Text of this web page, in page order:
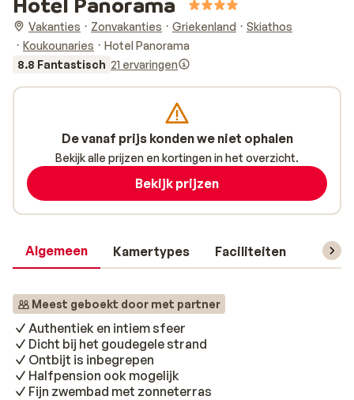
Vakanties Zonvakanties Griekenland
Skiathos
Koukounaries
Hotel Panorama
8.8 Fantastisch 21 ervaringen
Algemeen Kamertypes Faciliteiten
Meest geboekt door met partner
Authentiek en intiem sfeer
Dicht bij het goudegele strand
Ontbijt is inbegrepen
Halfpension ook mogelijk
Fijn zwembad met zonneterras
De vanaf prijs konden we niet ophalen
Bekijk alle prijzen en kortingen in het overzicht.
Bekijk prijzen